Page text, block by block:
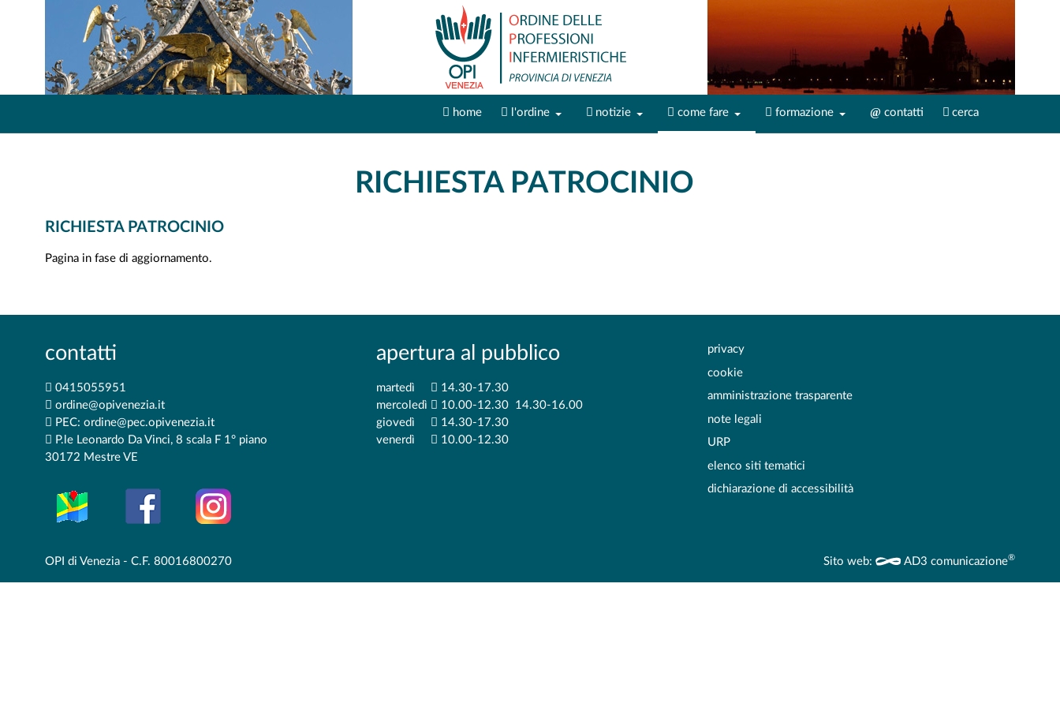
home l'ordine notizie come fare formazione contatti cerca
RICHIESTA PATROCINIO
RICHIESTA PATROCINIO
Pagina in fase di aggiornamento.
contatti
0415055951
ordine@opivenezia.it
PEC: ordine@pec.opivenezia.it
P.le Leonardo Da Vinci, 8 scala F 1° piano
30172 Mestre VE
apertura al pubblico
martedì
14.30-17.30
mercoledì
10.00-12.30 14.30-16.00
giovedì
14.30-17.30
venerdì
10.00-12.30
privacy
cookie
amministrazione trasparente
note legali
URP
elenco siti tematici
dichiarazione di accessibilità
OPI di Venezia - C.F. 80016800270 Sito web: AD3 comunicazione®